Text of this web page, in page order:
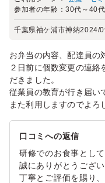
参加者の年齢：30代～40代
千葉県袖ケ浦市神納2024/
お弁当の内容、配達員の
２日前に個数変更の連絡
だきました。
従業員の教育が行き届い
また利用しますのでよろ
口コミへの返信
研修でのお食事とし
誠にありがとうござ
丁寧とご評価を賜り